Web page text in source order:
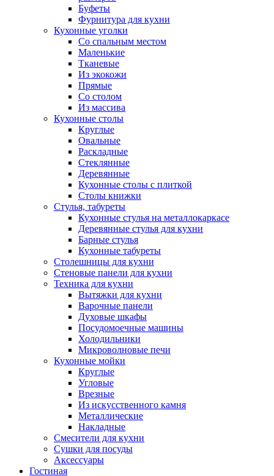
Буфеты
Фурнитура для кухни
Кухонные уголки
Со спальным местом
Маленькие
Тканевые
Из экокожи
Прямые
Со столом
Из массива
Кухонные столы
Круглые
Овальные
Раскладные
Стеклянные
Деревянные
Кухонные столы с плиткой
Столы книжки
Стулья, табуреты
Кухонные стулья на металлокаркасе
Деревянные стулья для кухни
Барные стулья
Кухонные табуреты
Столешницы для кухни
Стеновые панели для кухни
Техника для кухни
Вытяжки для кухни
Варочные панели
Духовые шкафы
Посудомоечные машины
Холодильники
Микроволновые печи
Кухонные мойки
Круглые
Угловые
Врезные
Из искусственного камня
Металлические
Накладные
Смесители для кухни
Сушки для посуды
Аксессуары
Гостиная